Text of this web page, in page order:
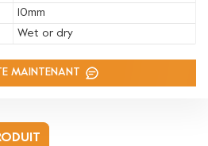
10mm
Wet or dry
MAINTENANT